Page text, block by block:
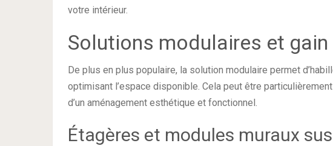
votre intérieur.
Solutions modulaires et
De plus en plus populaire, la solution modulaire permet
optimisant l’espace disponible. Cela peut être
d’un aménagement esthétique et fonctionnel.
Étagères et modules muraux